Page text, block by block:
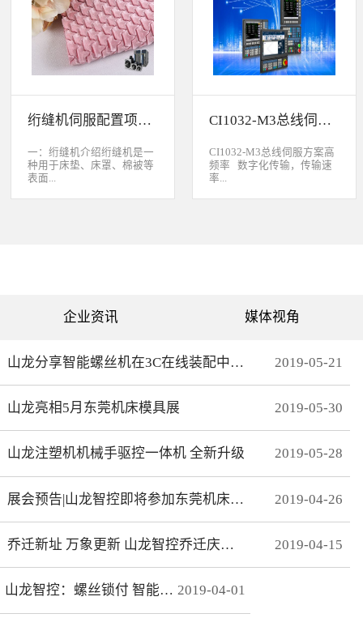
绗缝机伺服配置项目介绍
一：绗缝机介绍绗缝机是一
种用于床垫、床罩、棉被等
表面...
为单针设计，采用电脑可视
化界面控制机器移动实现花
绗缝机是以XY—Z型运动的
动，Z轴控制机头的绗缝。
（1）Z轴方向运动——绗缝
针上下的运动。（两个伺
（一个伺服）（3）Y轴方向
运动。（一个伺服）其中Z
轴是要两个伺服来配合完
成，伺服Z1：控制绗缝针上
动跟随不用电脑系统控制。
所以电脑是三轴系统，但却
控制着4个伺服。Z轴主要工
艺是：在500-2800针/分的
速度下，保证针始终能插入
CI1032-M3总线伺服方案
CI1032-M3总线伺服方案高
频率 数字化传输，传输速
率...
合远距离的电机控制。网线
式接线 减少前期接线、制
观。分期保护 可以实现系
拆卸功能，有效杜绝拖款。
伺服参数，一键设置下发，
冲100倍，多个轴联动加工
问题而导致的加 工不
协调、整体效果变形等。快
速 MECHATROLINK III总
响应频率，位 置速度指
令整定时间可达2ms以下。
精准 23位绝对值编码器，
企业资讯 媒体视角
山龙分享智能螺丝机在3C在线装配中的应用 2019-05-21
山龙亮相5月东莞机床模具展 2019-05-30
山龙注塑机机械手驱控一体机 全新升级 2019-05-28
展会预告|山龙智控即将参加东莞机床模具展 2019-04-26
乔迁新址 万象更新 山龙智控乔迁庆典隆重举行 2019-04-15
山龙智控：螺丝锁付 智能升级 2019-04-01